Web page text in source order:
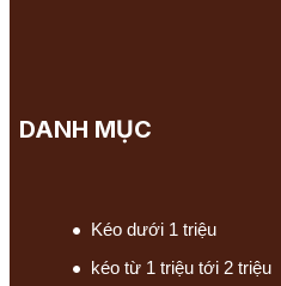
DANH MỤC
Kéo dưới 1 triệu
kéo từ 1 triệu tới 2 triệu